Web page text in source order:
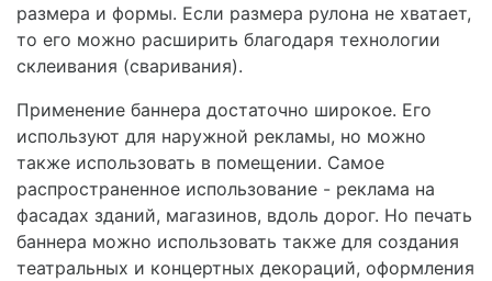
размера и формы. Если размера рулона не хватает,
то его можно расширить благодаря технологии
склеивания (сваривания).
Применение баннера достаточно широкое. Его
используют для наружной рекламы, но можно
также использовать в помещении. Самое
распространенное использование - реклама на
фасадах зданий, магазинов, вдоль дорог. Но печать
баннера можно использовать также для создания
театральных и концертных декораций, оформления